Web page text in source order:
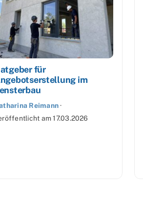
für
im
Reimann·
am17.03.2026